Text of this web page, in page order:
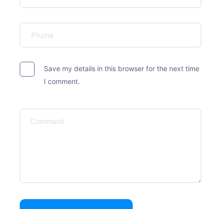
Save my details in this browser for the next time
I comment.